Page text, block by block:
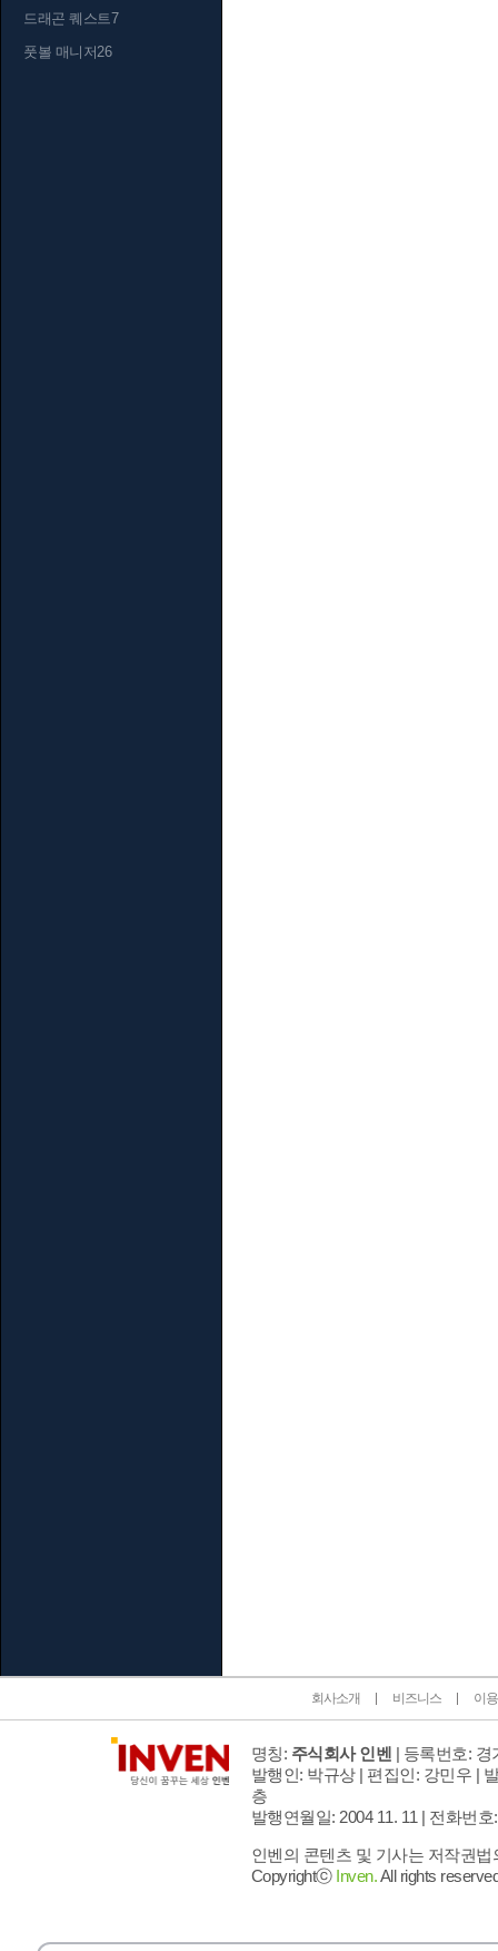
드래곤 퀘스트7
풋볼 매니저26
회사소개 비즈니스 이
명칭: 주식회사 인벤 | 등록번호: 경
발행인: 박규상 | 편집인: 강민우 |
층
발행연월일: 2004 11. 11 | 전화번호
인벤의 콘텐츠 및 기사는 저작권
Copyrightⓒ Inven.All rights